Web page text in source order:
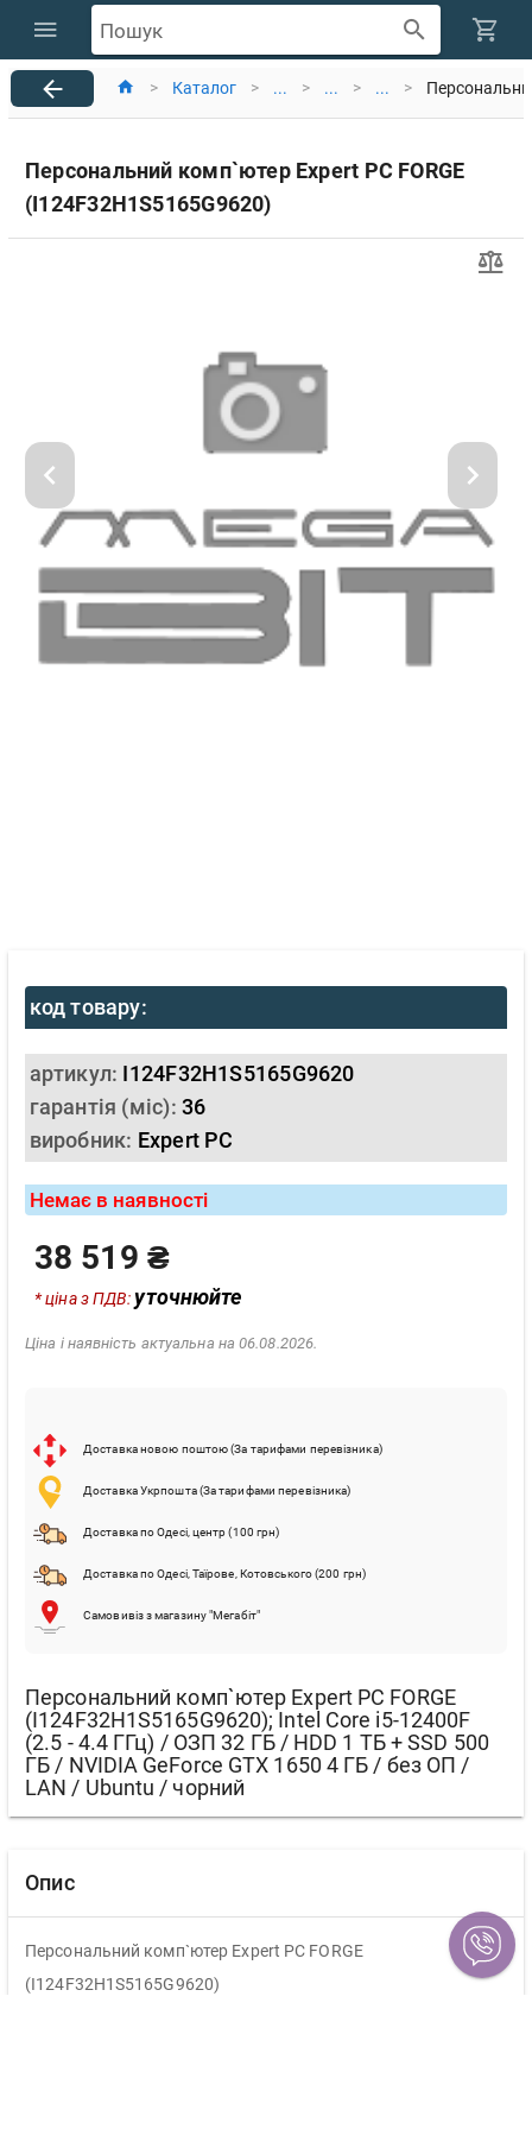
Пошук
> Каталог > ... > ... > ... >
Персональний комп`ютер Expert PC FORGE
(I124F32H1S5165G9620)
код товару:
артикул: I124F32H1S5165G9620
гарантія (міс): 36
виробник: Expert PC
Немає в наявності
38 519 ₴
* ціна з ПДВ:уточнюйте
Ціна і наявність актуальна на 06.08.2026.
Доставка новою поштою (За тарифами перевізника)
Доставка Укрпошта (За тарифами перевізника)
Доставка по Одесі, центр (100 грн)
Доставка по Одесі, Таїрове, Котовського (200 грн)
Самовивіз з магазину "Мегабіт"
Персональний комп`ютер Expert PC FORGE
(I124F32H1S5165G9620); Intel Core i5-12400F
(2.5 - 4.4 ГГц) / ОЗП 32 ГБ / HDD 1 ТБ + SSD 500
ГБ / NVIDIA GeForce GTX 1650 4 ГБ / без ОП /
LAN / Ubuntu / чорний
Опис
Персональний комп`ютер Expert PC FORGE
(I124F32H1S5165G9620)